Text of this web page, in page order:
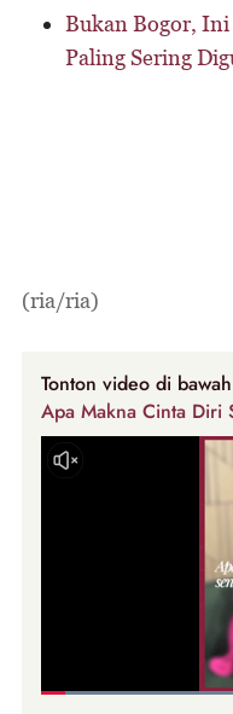
Bukan Bogor,
Paling Sering
(ria/ria)
Tonton video di
Apa Makna Cinta Diri